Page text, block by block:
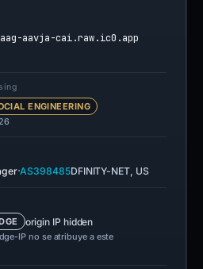
aavja-cai.raw.ic0.app
ENGINEERING
·AS398485DFINITY-NET, US
origin IP hidden
IP no se atribuye a este